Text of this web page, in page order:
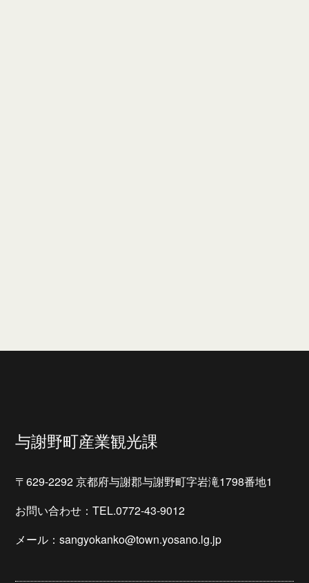
与謝野町産業観光課
〒629-2292 京都府与謝郡与謝野町字岩滝1798番地1
お問い合わせ：TEL.0772-43-9012
メール：sangyokanko@town.yosano.lg.jp